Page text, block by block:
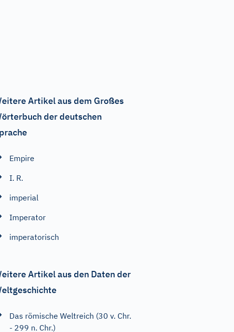
Artikel aus dem Großes
der deutschen
Empire
I. R.
imperial
Imperator
imperatorisch
Artikel aus den Daten der
Das römische Weltreich (30 v. Chr.
- 299 n. Chr.)